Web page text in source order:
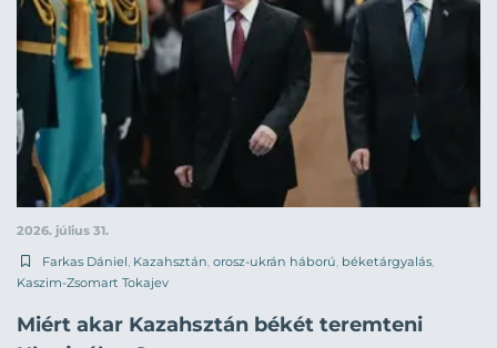
2026. július 31.
Farkas Dániel, Kazahsztán, orosz-ukrán háború, béketárgyalás,
Kaszim-Zsomart Tokajev
Miért akar Kazahsztán békét teremteni